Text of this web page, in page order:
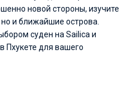
новой стороны, изучите
и ближайшие острова.
суден на Sailica и
Пхукете для вашего